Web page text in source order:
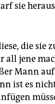
sie
die sie
all jene
Mann
ist es